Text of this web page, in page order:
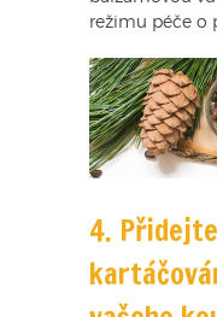
režimu péče o
4.